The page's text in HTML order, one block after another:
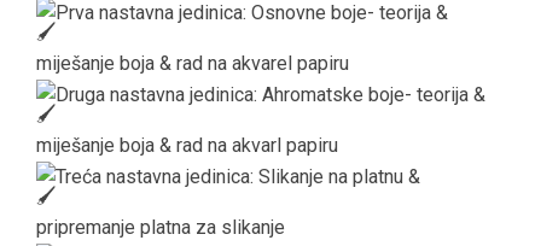
Prva nastavna jedinica: Osnovne boje- teorija &
miješanje boja & rad na akvarel papiru
Druga nastavna jedinica: Ahromatske boje- teorija &
miješanje boja & rad na akvarl papiru
Treća nastavna jedinica: Slikanje na platnu &
pripremanje platna za slikanje